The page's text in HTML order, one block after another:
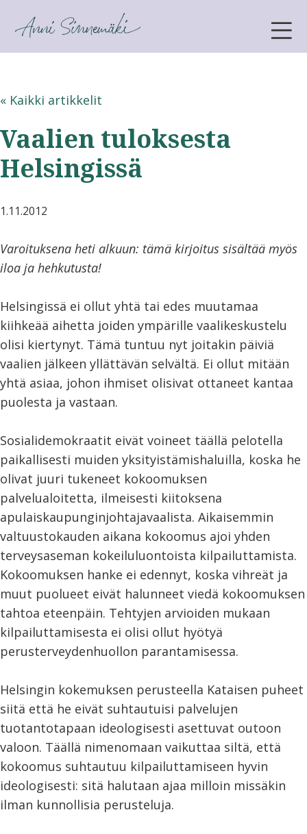
ANNI SINNEMÄKI
« Kaikki artikkelit
Vaalien tuloksesta
Helsingissä
1.11.2012
Varoituksena heti alkuun: tämä kirjoitus sisältää myös
iloa ja hehkutusta!
Helsingissä ei ollut yhtä tai edes muutamaa
kiihkeää aihetta joiden ympärille vaalikeskustelu
olisi kiertynyt. Tämä tuntuu nyt joitakin päiviä
vaalien jälkeen yllättävän selvältä. Ei ollut mitään
yhtä asiaa, johon ihmiset olisivat ottaneet kantaa
puolesta ja vastaan.
Sosialidemokraatit eivät voineet täällä pelotella
paikallisesti muiden yksityistämishaluilla, koska he
olivat juuri tukeneet kokoomuksen
palvelualoitetta, ilmeisesti kiitoksena
apulaiskaupunginjohtajavaalista. Aikaisemmin
valtuustokauden aikana kokoomus ajoi yhden
terveysaseman kokeiluluontoista kilpailuttamista.
Kokoomuksen hanke ei edennyt, koska vihreät ja
muut puolueet eivät halunneet viedä kokoomuksen
tahtoa eteenpäin. Tehtyjen arvioiden mukaan
kilpailuttamisesta ei olisi ollut hyötyä
perusterveydenhuollon parantamisessa.
Helsingin kokemuksen perusteella Kataisen puheet
siitä että he eivät suhtautuisi palvelujen
tuotantotapaan ideologisesti asettuvat outoon
valoon. Täällä nimenomaan vaikuttaa siltä, että
kokoomus suhtautuu kilpailuttamiseen hyvin
ideologisesti: sitä halutaan ajaa milloin missäkin
ilman kunnollisia perusteluja.